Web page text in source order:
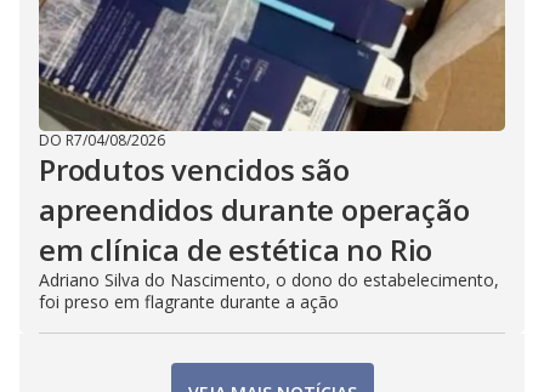
DO R7/04/08/2026
Produtos vencidos são
apreendidos durante operação
em clínica de estética no Rio
Adriano Silva do Nascimento, o dono do estabelecimento,
foi preso em flagrante durante a ação